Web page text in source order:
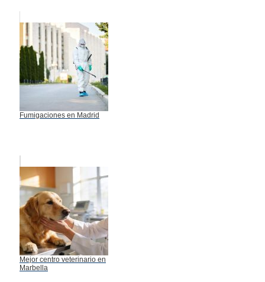
Fumigaciones en Madrid
Mejor centro veterinario en
Marbella